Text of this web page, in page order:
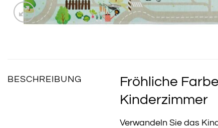
BESCHREIBUNG
Fröhliche
Kinderzimmer
Verwandeln Sie das